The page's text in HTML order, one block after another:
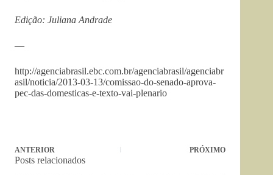
Edição: Juliana Andrade
—
http://agenciabrasil.ebc.com.br/agenciabrasil/agenciabr
asil/noticia/2013-03-13/comissao-do-senado-aprova-
pec-das-domesticas-e-texto-vai-plenario
ANTERIOR PRÓXIMO
Posts relacionados